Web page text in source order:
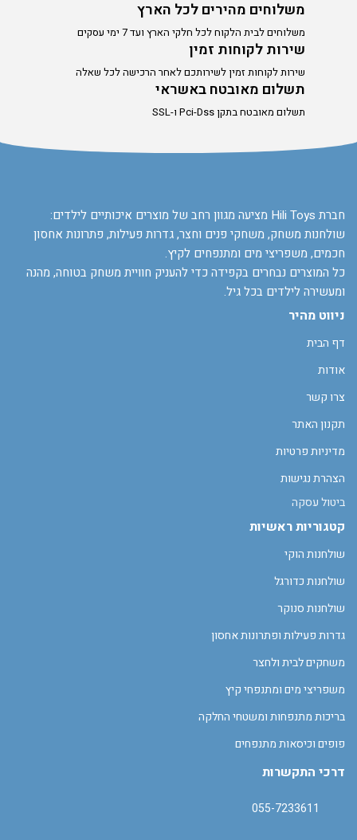
משלוחים מהירים לכל הארץ
משלוחים לבית הלקוח לכל חלקי הארץ ועד 7 ימי עסקים
שירות לקוחות זמין
שירות לקוחות זמין לשירותכם לאחר הרכישה לכל שאלה
תשלום מאובטח באשראי
תשלום מאובטח בתקן Pci-Dss ו-SSL
חברת Hili Toys מציעה מגוון רחב של מוצרים איכותיים לילדים:
שולחנות משחק, משחקי פנים וחצר, גדרות פעילות, פתרונות אחסון
חכמים, משפריצי מים ומתנפחים לקיץ.
כל המוצרים נבחרים בקפידה כדי להעניק חוויית משחק בטוחה, מהנה
ומעשירה לילדים בכל גיל.
ניווט מהיר
דף הבית
אודות
צרו קשר
תקנון האתר
מדיניות פרטיות
הצהרת נגישות
ביטול עסקה
קטגוריות ראשיות
שולחנות הוקי
שולחנות כדורגל
שולחנות סנוקר
גדרות פעילות ופתרונות אחסון
משחקים לבית ולחצר
משפריצי מים ומתנפחי קיץ
בריכות מתנפחות ומשטחי החלקה
פופים וכיסאות מתנפחים
דרכי התקשרות
055-7233611